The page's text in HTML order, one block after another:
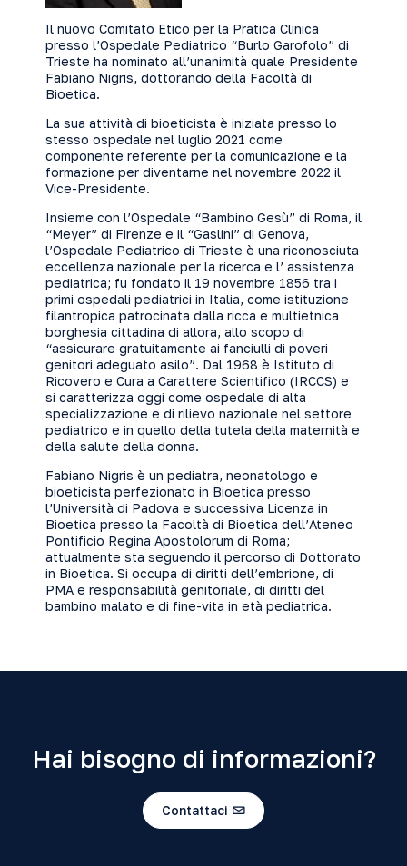
Il nuovo Comitato Etico per la Pratica Clinica
presso l’Ospedale Pediatrico “Burlo Garofolo” di
Trieste ha nominato all’unanimità quale Presidente
Fabiano Nigris, dottorando della Facoltà di
Bioetica.
La sua attività di bioeticista è iniziata presso lo
stesso ospedale nel luglio 2021 come
componente referente per la comunicazione e la
formazione per diventarne nel novembre 2022 il
Vice-Presidente.
Insieme con l’Ospedale “Bambino Gesù” di Roma, il
“Meyer” di Firenze e il “Gaslini” di Genova,
l’Ospedale Pediatrico di Trieste è una riconosciuta
eccellenza nazionale per la ricerca e l’ assistenza
pediatrica; fu fondato il 19 novembre 1856 tra i
primi ospedali pediatrici in Italia, come istituzione
filantropica patrocinata dalla ricca e multietnica
borghesia cittadina di allora, allo scopo di
“assicurare gratuitamente ai fanciulli di poveri
genitori adeguato asilo”. Dal 1968 è Istituto di
Ricovero e Cura a Carattere Scientifico (IRCCS) e
si caratterizza oggi come ospedale di alta
specializzazione e di rilievo nazionale nel settore
pediatrico e in quello della tutela della maternità e
della salute della donna.
Fabiano Nigris è un pediatra, neonatologo e
bioeticista perfezionato in Bioetica presso
l’Università di Padova e successiva Licenza in
Bioetica presso la Facoltà di Bioetica dell’Ateneo
Pontificio Regina Apostolorum di Roma;
attualmente sta seguendo il percorso di Dottorato
in Bioetica. Si occupa di diritti dell’embrione, di
PMA e responsabilità genitoriale, di diritti del
bambino malato e di fine-vita in età pediatrica.
Hai bisogno di informazioni?
Contattaci